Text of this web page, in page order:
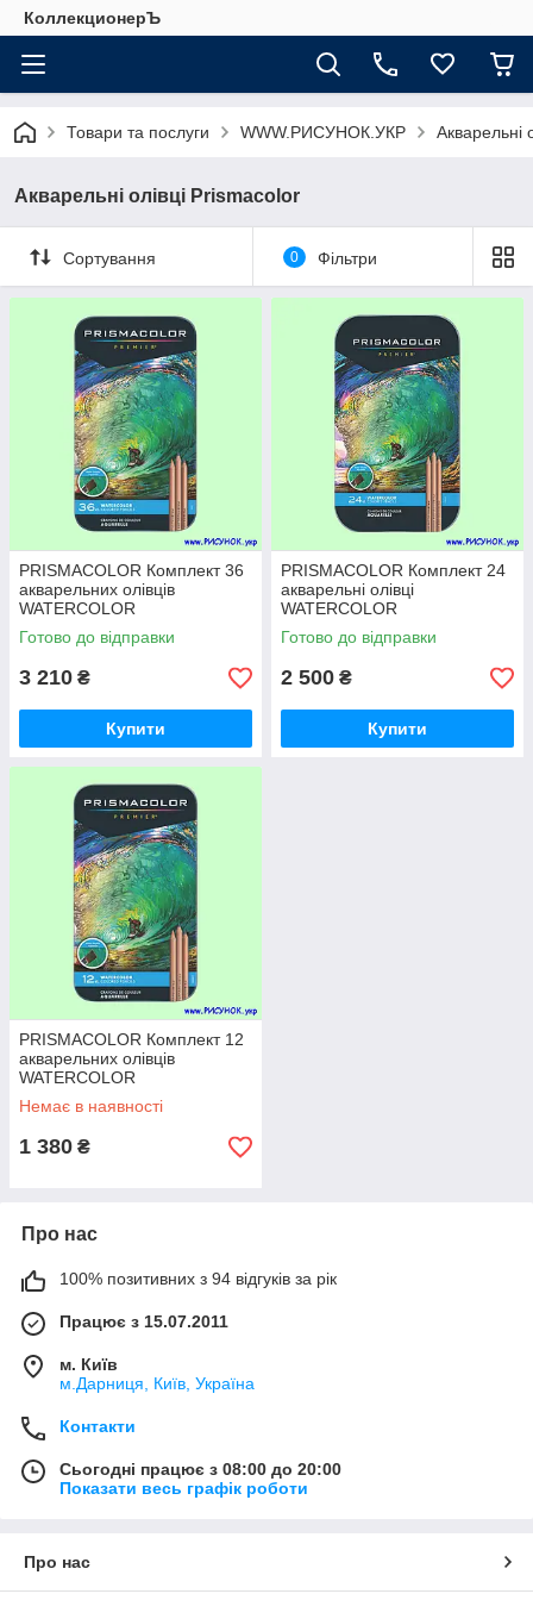
КоллекционерЪ
Товари та послуги WWW.РИСУНОК.УКР Акварельні
Акварельні олівці Prismacolor
Сортування 0 Фільтри
PRISMACOLOR Комплект 36
акварельних олівців
WATERCOLOR
Готово до відправки
3 210 ₴
Купити
PRISMACOLOR Комплект 24
акварельні олівці
WATERCOLOR
Готово до відправки
2 500 ₴
Купити
PRISMACOLOR Комплект 12
акварельних олівців
WATERCOLOR
Немає в наявності
1 380 ₴
Про нас
100% позитивних з 94 відгуків за рік
Працює з 15.07.2011
м. Київ
м.Дарниця, Київ, Україна
Контакти
Сьогодні працює з 08:00 до 20:00
Показати весь графік роботи
Про нас